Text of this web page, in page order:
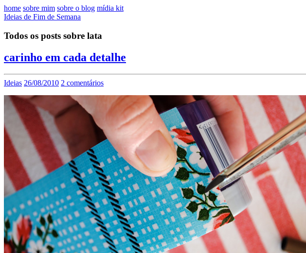
home sobre mim sobre o blog mídia kit
Ideias de Fim de Semana
Todos os posts sobre lata
carinho em cada detalhe
Ideias 26/08/2010 2 comentários